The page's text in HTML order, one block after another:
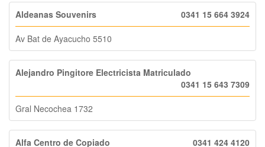
Aldeanas Souvenirs 0341 15 664 3924
Av Bat de Ayacucho 5510
Alejandro Pingitore Electricista Matriculado
0341 15 643 7309
Gral Necochea 1732
Alfa Centro de Copiado 0341 424 4120